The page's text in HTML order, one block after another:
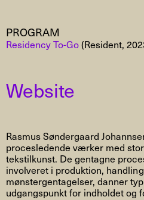
PROGRAM
Residency To-Go(Resident,
Website
Rasmus Søndergaard
procesledende værker med
tekstilkunst. De gentagne
involveret i produktion,
mønstergentagelser, danner
udgangspunkt for indholdet og